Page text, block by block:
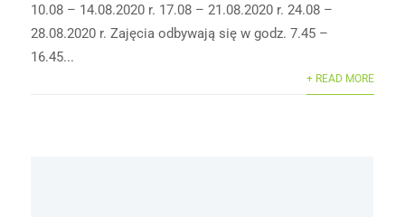
10.08 – 14.08.2020 r. 17.08 – 21.08.2020 r. 24.08 –
28.08.2020 r. Zajęcia odbywają się w godz. 7.45 –
16.45...
+ READ MORE